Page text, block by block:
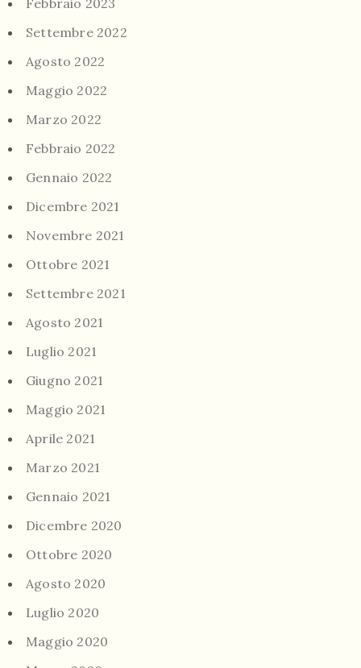
Febbraio 2023
Settembre 2022
Agosto 2022
Maggio 2022
Marzo 2022
Febbraio 2022
Gennaio 2022
Dicembre 2021
Novembre 2021
Ottobre 2021
Settembre 2021
Agosto 2021
Luglio 2021
Giugno 2021
Maggio 2021
Aprile 2021
Marzo 2021
Gennaio 2021
Dicembre 2020
Ottobre 2020
Agosto 2020
Luglio 2020
Maggio 2020